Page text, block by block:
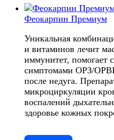
Феокарпин Премиум
Уникальная
и витаминов лечит
иммунитет, помогает
симптомами ОРЗ/
после недуга.
микроциркуляции
воспалений
здоровье кожных